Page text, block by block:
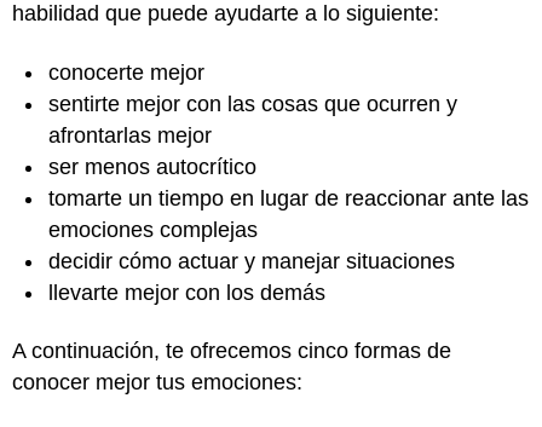
habilidad que puede ayudarte a lo siguiente:
conocerte mejor
sentirte mejor con las cosas que ocurren y
afrontarlas mejor
ser menos autocrítico
tomarte un tiempo en lugar de reaccionar ante las
emociones complejas
decidir cómo actuar y manejar situaciones
llevarte mejor con los demás
A continuación, te ofrecemos cinco formas de
conocer mejor tus emociones: